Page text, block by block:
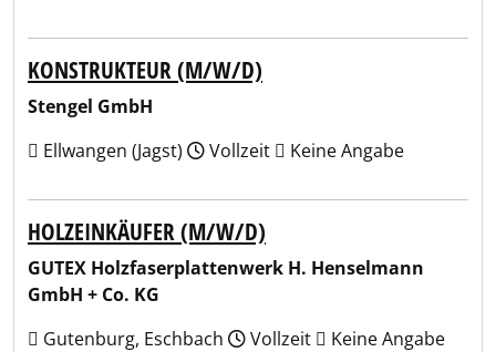
KONSTRUKTEUR (M/W/D)
Stengel GmbH
Ellwangen (Jagst)
Vollzeit Keine Angabe
HOLZEINKÄUFER (M/W/D)
GUTEX Holzfaserplattenwerk H. Henselmann
GmbH + Co. KG
Gutenburg, Eschbach
Vollzeit Keine Angabe